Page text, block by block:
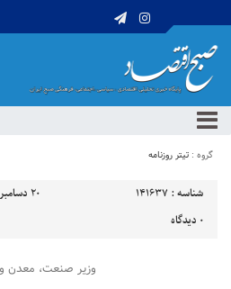
گروه : تیتر روزنامه
شناسه : 141637
20 دسامبر 2020 - 5:48
0 دیدگاه
وزیر صنعت، معدن